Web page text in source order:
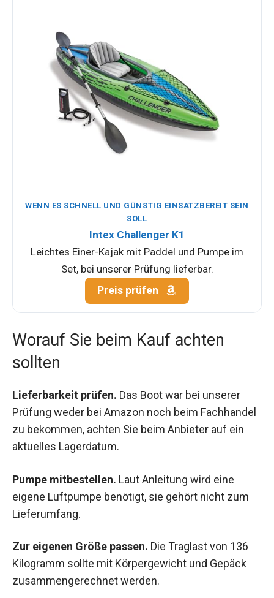
WENN ES SCHNELL UND GÜNSTIG EINSATZBEREIT SEIN
SOLL
Intex Challenger K1
Leichtes Einer-Kajak mit Paddel und Pumpe im
Set, bei unserer Prüfung lieferbar.
Preis prüfen
Worauf Sie beim Kauf achten
sollten
Lieferbarkeit prüfen. Das Boot war bei unserer
Prüfung weder bei Amazon noch beim Fachhandel
zu bekommen, achten Sie beim Anbieter auf ein
aktuelles Lagerdatum.
Pumpe mitbestellen. Laut Anleitung wird eine
eigene Luftpumpe benötigt, sie gehört nicht zum
Lieferumfang.
Zur eigenen Größe passen. Die Traglast von 136
Kilogramm sollte mit Körpergewicht und Gepäck
zusammengerechnet werden.